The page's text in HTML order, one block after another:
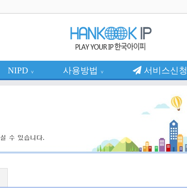
NIPD ∨ 사용방법 ∨ 서비스신청